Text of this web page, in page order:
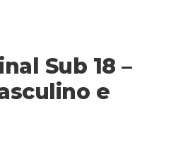
Sub 18 –
e